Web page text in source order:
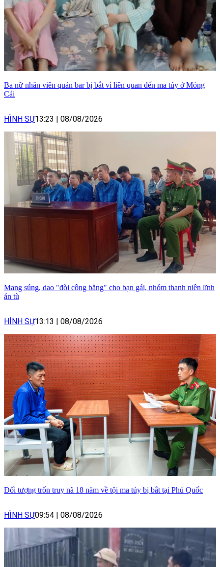
Ba nữ nhân viên quán bar bị bắt vì liên quan đến ma túy ở Móng
Cái
HÌNH SỰ13:23 08/08/2026
Mang súng, dao "đòi công bằng" cho bạn gái, nhóm thanh niên lĩnh
án tù
HÌNH SỰ13:13 08/08/2026
Đối tượng trốn truy nã 18 năm về tội ma túy bị bắt tại Phú Quốc
HÌNH SỰ09:54 08/08/2026